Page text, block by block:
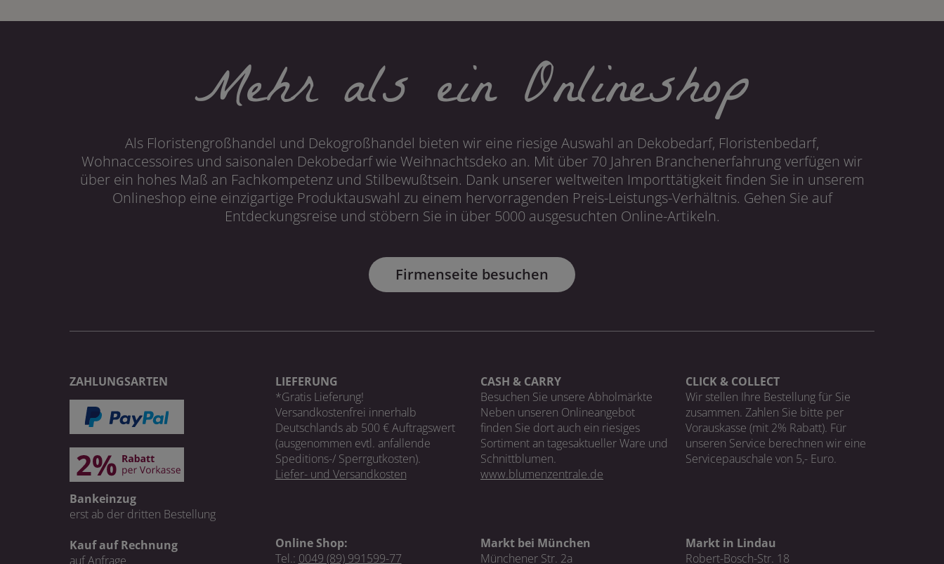
Mehr als ein Onlineshop
Als Floristengroßhandel und Dekogroßhandel bieten wir eine riesige Auswahl an Dekobedarf, Floristenbedarf,
Wohnaccessoires und saisonalen Dekobedarf wie Weihnachtsdeko an. Mit über 70 Jahren Branchenerfahrung verfügen wir
über ein hohes Maß an Fachkompetenz und Stilbewußtsein. Dank unserer weltweiten Importtätigkeit finden Sie in unserem
Onlineshop eine einzigartige Produktauswahl zu einem hervorragenden Preis-Leistungs-Verhältnis. Gehen Sie auf
Entdeckungsreise und stöbern Sie in über 5000 ausgesuchten Online-Artikeln.
Firmenseite besuchen
ZAHLUNGSARTEN
Bankeinzug
erst ab der dritten Bestellung
Kauf auf Rechnung
auf Anfrage
LIEFERUNG
*Gratis Lieferung!
Versandkostenfrei innerhalb
Deutschlands ab 500 € Auftragswert
(ausgenommen evtl. anfallende
Speditions-/ Sperrgutkosten).
Liefer- und Versandkosten
CASH & CARRY
Besuchen Sie unsere Abholmärkte
Neben unseren Onlineangebot
finden Sie dort auch ein riesiges
Sortiment an tagesaktueller Ware und
Schnittblumen.
www.blumenzentrale.de
CLICK & COLLECT
Wir stellen Ihre Bestellung für Sie
zusammen. Zahlen Sie bitte per
Vorauskasse (mit 2% Rabatt). Für
unseren Service berechnen wir eine
Servicepauschale von 5,- Euro.
Online Shop:
Tel.: 0049 (89) 991599-77
Markt bei München
Münchener Str. 2a
Markt in Lindau
Robert-Bosch-Str. 18